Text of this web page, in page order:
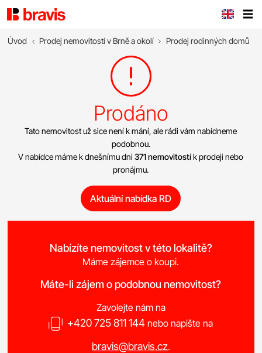
Úvod Prodej nemovitostí v Brně a okolí Prodej rodinných domů
Prodáno
Tato nemovitost už sice není k mání, ale rádi vám nabídneme
podobnou.
V nabídce máme k dnešnímu dni371 nemovitostík prodeji nebo
pronájmu.
Aktuální nabídka RD
Nabízíte nemovitost v této lokalitě?
Máme zájemce o koupi.
Máte-li zájem o podobnou nemovitost?
Zavolejte nám na
+420 725 811 144 nebo napište na
bravis@bravis.cz.